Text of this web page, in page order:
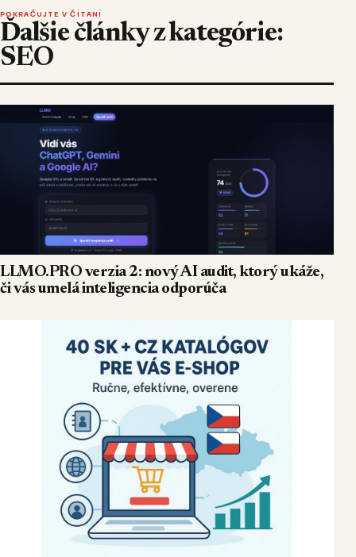
POKRAČUJTE V ČÍTANÍ
Ďalšie články z kategórie:
SEO
LLMO.PRO verzia 2: nový AI audit, ktorý ukáže,
či vás umelá inteligencia odporúča